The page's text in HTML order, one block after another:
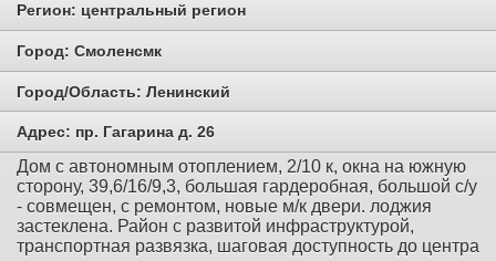
Регион: центральный регион
Город: Смоленсмк
Город/Область: Ленинский
Адрес: пр. Гагарина д. 26
Дом с автономным отоплением, 2/10 к, окна на южную
сторону, 39,6/16/9,3, большая гардеробная, большой с/у
- совмещен, с ремонтом, новые м/к двери. лоджия
застеклена. Район с развитой инфраструктурой,
транспортная развязка, шаговая доступность до центра